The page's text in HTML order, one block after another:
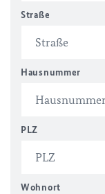
Straße
Hausnummer
PLZ
Wohnort